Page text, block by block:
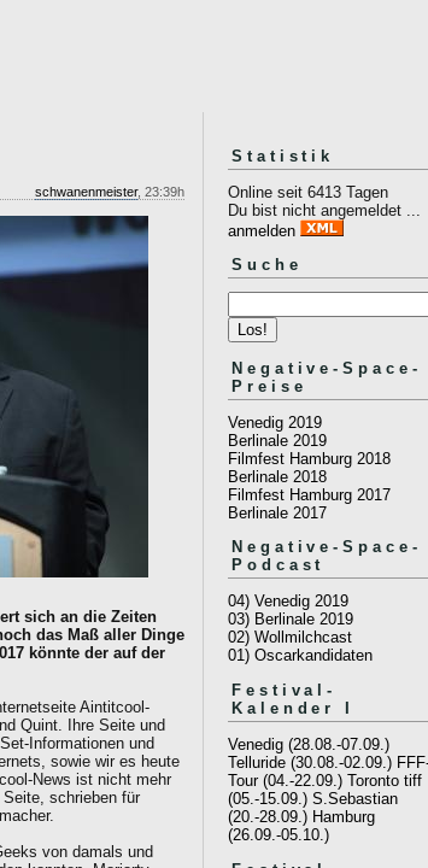
schwanenmeister, 23:39h
sich an die Zeiten
das Maß aller Dinge
könnte der auf der
Aintitcool-
Quint. Ihre Seite und
Informationen und
sowie wir es heute
News ist nicht mehr
schrieben für
von damals und
Statistik
Online seit 6413 Tagen
Du bist nicht angemeldet ...
anmelden
Suche
Negative-Space-
Preise
Venedig 2019
Berlinale 2019
Filmfest Hamburg 2018
Berlinale 2018
Filmfest Hamburg 2017
Berlinale 2017
Negative-Space-
Podcast
04) Venedig 2019
03) Berlinale 2019
02) Wollmilchcast
01) Oscarkandidaten
Festival-
Kalender I
Venedig (28.08.-07.09.)
Telluride (30.08.-02.09.)
Tour (04.-22.09.) Toronto tiff
(05.-15.09.) S.Sebastian
(20.-28.09.) Hamburg
(26.09.-05.10.)